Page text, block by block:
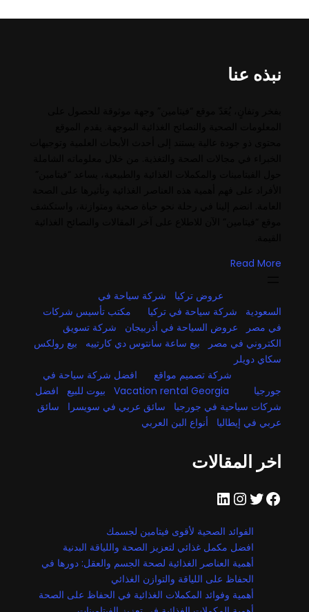
نبذه عنا
Read More
عروض تركيا
شركة سياحة في
السعودية
شركة سياحة في تركيا
مكتب تأسيس شركات
في مصر
عروض السياحة في أذربيجان
شركة تسويق
الكتروني في مصر
بيع ساعة سانتوس دي كارتييه
بيع رولكس
سكاي دويلر
شركة تصميم مواقع
افضل شركة سياحة في
جورجيا
Vacation rental Georgia بيوت للبيع
افضل
شركات سياحية في جورجيا
سائق عربي في سويسرا
سائق
عربي في إيطاليا
أنواع البن العربي
اخر المقالات
فيسبوك تويتر إنستجرام لينكد إن
الفوائد الصحية لأقوى فيتامين لجسمك
افضل مكمل غذائي لتعزيز الصحة واللياقة البدنية
أهمية العناصر الغذائية لصحة الجسم والعقل: دورها في
الحفاظ على اللياقة والتوازن الغذائي
أهمية وفوائد المكملات الغذائية في الحفاظ على الصحة